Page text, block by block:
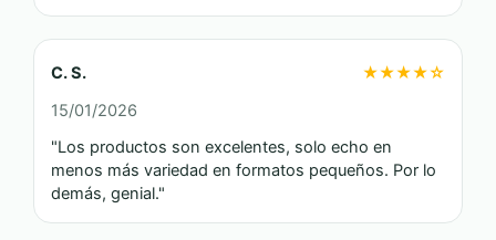
C. S.
★★★★☆
15/01/2026
"Los productos son excelentes, solo echo en
menos más variedad en formatos pequeños. Por lo
demás, genial."